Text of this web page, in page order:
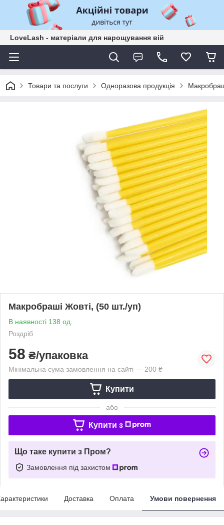
LoveLash - матеріали для нарощування вій
Товари та послуги Одноразова продукція
Макробраші Жовті, (50 шт./уп)
В наявності 138 од.
Роздріб
58 ₴/упаковка
Мінімальна сума замовлення на сайті — 200 ₴
Купити
або
Купити з
Що таке купити з Пром?
Замовлення під захистом
Доставка Оплата Умови повернення